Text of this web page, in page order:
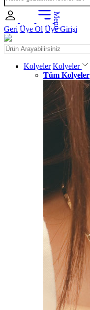
Menü
Geri Üye Ol Üye Girişi
Kolyeler Kolyeler
Tüm Kolyeler